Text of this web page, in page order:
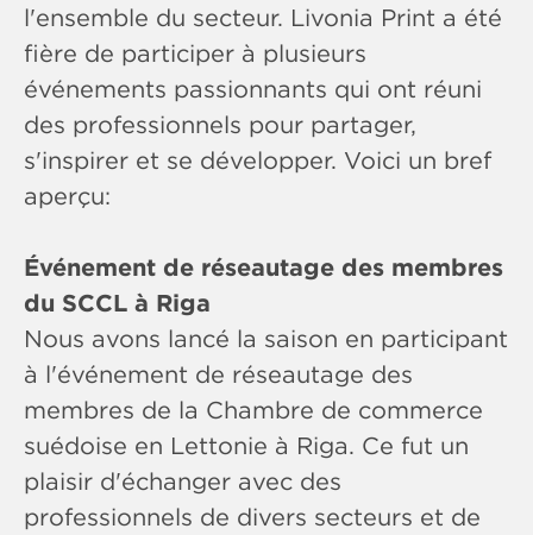
l'ensemble du secteur. Livonia Print a été
fière de participer à plusieurs
événements passionnants qui ont réuni
des professionnels pour partager,
s'inspirer et se développer. Voici un bref
aperçu:
Événement de réseautage des membres
du SCCL à Riga
Nous avons lancé la saison en participant
à l'événement de réseautage des
membres de la Chambre de commerce
suédoise en Lettonie à Riga. Ce fut un
plaisir d'échanger avec des
professionnels de divers secteurs et de